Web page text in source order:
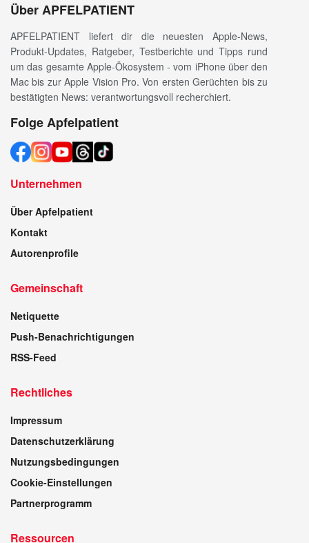
Über APFELPATIENT
APFELPATIENT liefert dir die neuesten Apple-News,
Produkt-Updates, Ratgeber, Testberichte und Tipps rund
um das gesamte Apple-Ökosystem - vom iPhone über den
Mac bis zur Apple Vision Pro. Von ersten Gerüchten bis zu
bestätigten News: verantwortungsvoll recherchiert.
Folge Apfelpatient
Unternehmen
Über Apfelpatient
Kontakt
Autorenprofile
Gemeinschaft
Netiquette
Push-Benachrichtigungen
RSS-Feed
Rechtliches
Impressum
Datenschutzerklärung
Nutzungsbedingungen
Cookie-Einstellungen
Partnerprogramm
Ressourcen